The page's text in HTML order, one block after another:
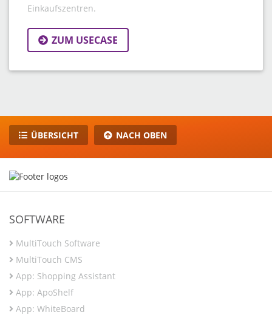
Einkaufszentren.
ZUM USECASE
ÜBERSICHT NACH OBEN
SOFTWARE
MultiTouch Software
MultiTouch CMS
App: Shopping Assistant
App: ApoShelf
App: WhiteBoard